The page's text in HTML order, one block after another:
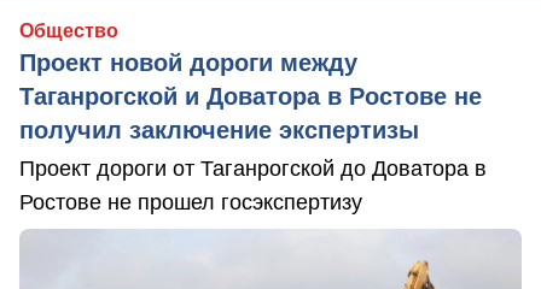
Общество
Проект новой дороги между
Таганрогской и Доватора в Ростове не
получил заключение экспертизы
Проект дороги от Таганрогской до Доватора в
Ростове не прошел госэкспертизу